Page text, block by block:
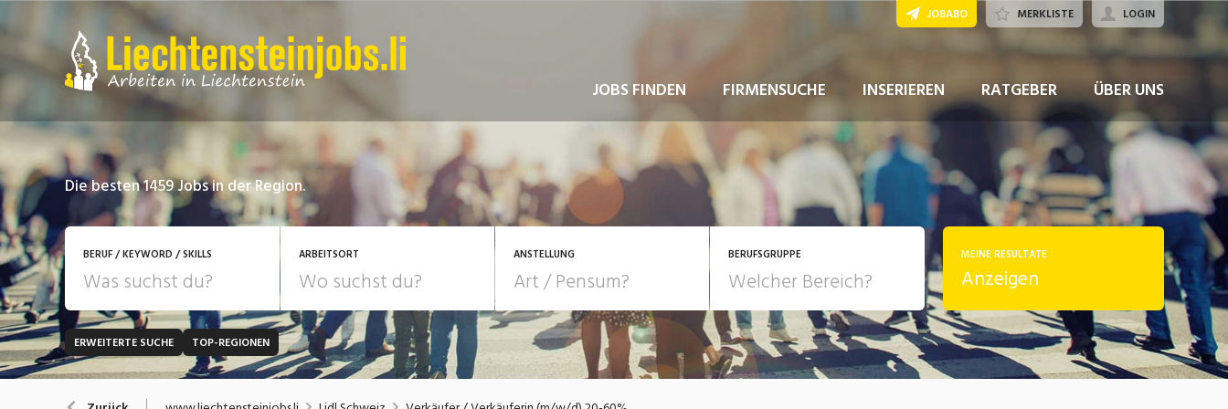
JOBS FINDEN FIRMENSUCHE INSERIEREN RATGEBER ÜBER UNS
JOBABO MERKLISTE LOGIN
Die besten 1459 Jobs in der Region.
BERUF / KEYWORD / SKILLS ARBEITSORT ANSTELLUNG
JOB-TYP 10-100%Pensum
Festanstellung
Temporär (befristet)
POSITION
BERUFSGRUPPE
Bank, Versicherung Bau, Handwerk, Elektro Bildung, Kunst, Design, Soziale
Berufe, Sport
MEINE RESULTATE
Anzeigen
ERWEITERTE SUCHE TOP-REGIONEN
JETZT BEWERBEN